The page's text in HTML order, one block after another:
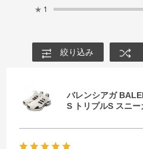
★ 1
絞り込み
バレンシアガ
S トリプルS スニ